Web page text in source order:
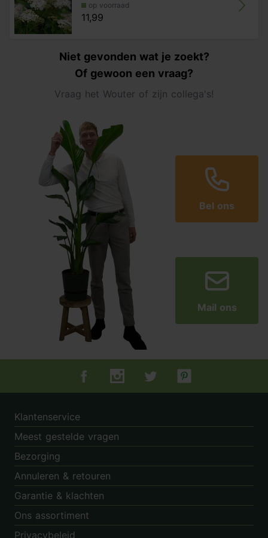
op voorraad
11,99
Niet gevonden wat je zoekt?
Of gewoon een vraag?
Vraag het Wouter of zijn collega's!
Bel ons
Mail ons
Tuincentrum.nl op Facebook
Tuincentrum.nl op Instagram
Tuincentrum.nl op Twitter
Tuincentrum.nl op
Klantenservice
Meest gestelde vragen
Bezorging
Annuleren & retouren
Garantie & klachten
Ons assortiment
Privacybeleid